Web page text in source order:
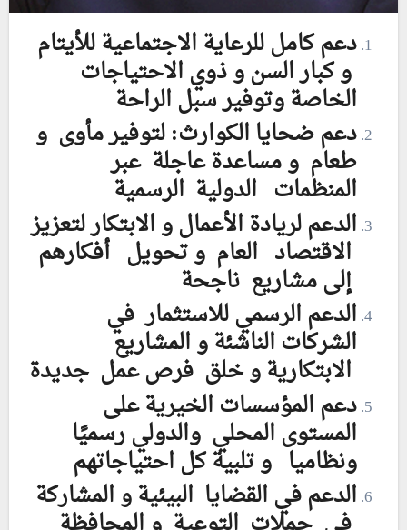
دعم كامل للرعاية الاجتماعية للأيتام
و كبار السن و ذوي الاحتياجات
الخاصة وتوفير سبل الراحة
دعم ضحايا الكوارث: لتوفير مأوى و
طعام و مساعدة عاجلة عبر
المنظمات الدولية الرسمية
الدعم لريادة الأعمال و الابتكار لتعزيز
الاقتصاد العام و تحويل أفكارهم
إلى مشاريع ناجحة
الدعم الرسمي للاستثمار في
الشركات الناشئة و المشاريع
الابتكارية و خلق فرص عمل جديدة
دعم المؤسسات الخيرية على
المستوى المحلي والدولي رسميًا
ونظاميا و تلبية كل احتياجاتهم
الدعم في القضايا البيئية و المشاركة